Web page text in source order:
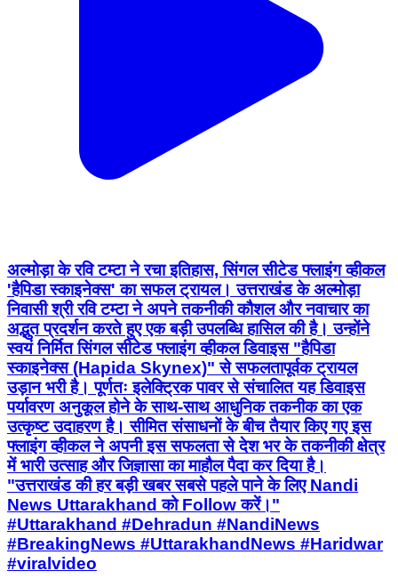
अल्मोड़ा के रवि टम्टा ने रचा इतिहास, सिंगल सीटेड फ्लाइंग व्हीकल
'हैपिडा स्काइनेक्स' का सफल ट्रायल। उत्तराखंड के अल्मोड़ा
निवासी श्री रवि टम्टा ने अपने तकनीकी कौशल और नवाचार का
अद्भुत प्रदर्शन करते हुए एक बड़ी उपलब्धि हासिल की है। उन्होंने
स्वयं निर्मित सिंगल सीटेड फ्लाइंग व्हीकल डिवाइस "हैपिडा
स्काइनेक्स (Hapida Skynex)" से सफलतापूर्वक ट्रायल
उड़ान भरी है। पूर्णतः इलेक्ट्रिक पावर से संचालित यह डिवाइस
पर्यावरण अनुकूल होने के साथ-साथ आधुनिक तकनीक का एक
उत्कृष्ट उदाहरण है। सीमित संसाधनों के बीच तैयार किए गए इस
फ्लाइंग व्हीकल ने अपनी इस सफलता से देश भर के तकनीकी क्षेत्र
में भारी उत्साह और जिज्ञासा का माहौल पैदा कर दिया है।
"उत्तराखंड की हर बड़ी खबर सबसे पहले पाने के लिए Nandi
News Uttarakhand को Follow करें।"
#Uttarakhand #Dehradun #NandiNews
#BreakingNews #UttarakhandNews #Haridwar
#viralvideo